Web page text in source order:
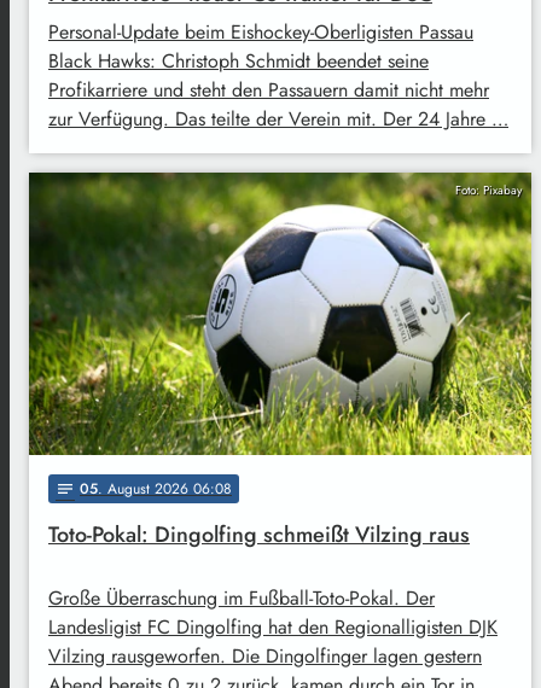
Personal-Update beim Eishockey-Oberligisten Passau
Black Hawks: Christoph Schmidt beendet seine
Profikarriere und steht den Passauern damit nicht mehr
zur Verfügung. Das teilte der Verein mit. Der 24 Jahre …
Foto: Pixabay
notes 05. August 2026 06:08
Toto-Pokal: Dingolfing schmeißt Vilzing raus
Große Überraschung im Fußball-Toto-Pokal. Der
Landesligist FC Dingolfing hat den Regionalligisten DJK
Vilzing rausgeworfen. Die Dingolfinger lagen gestern